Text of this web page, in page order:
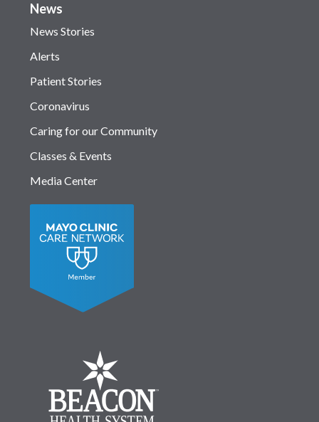
News
News Stories
Alerts
Patient Stories
Coronavirus
Caring for our Community
Classes & Events
Media Center